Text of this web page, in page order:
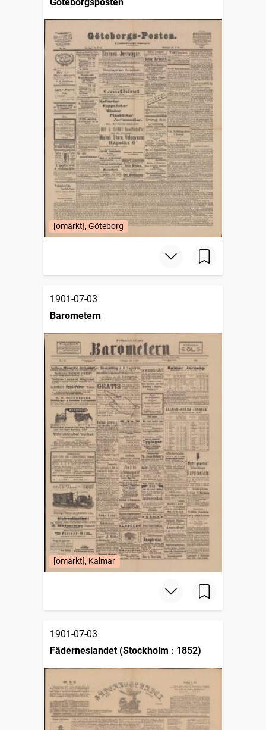
[omärkt], Göteborg
1901-07-03
Barometern
[omärkt], Kalmar
1901-07-03
Fäderneslandet (Stockholm : 1852)